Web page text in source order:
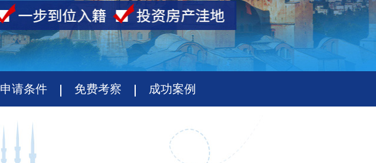
申请条件 免费考察 成功案例